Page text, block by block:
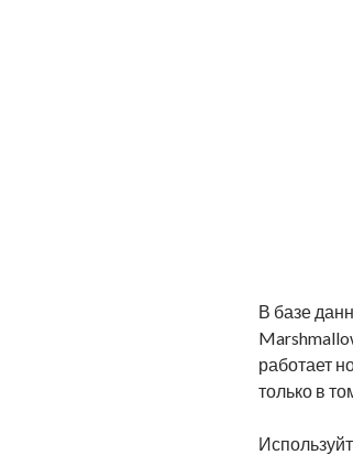
В базе
работает
только в